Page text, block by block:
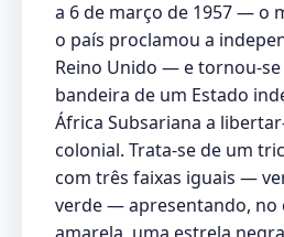
a 6 de março de 1957 — o
o país proclamou a
Reino Unido — e tornou-
bandeira de um Estado
África Subsariana a
colonial. Trata-se de um
com três faixas iguais —
verde — apresentando, no
amarela, uma estrela